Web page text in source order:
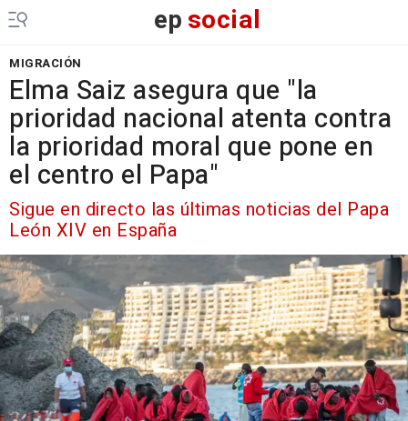
epsocial
MIGRACIÓN
Elma Saiz asegura que "la
prioridad nacional atenta contra
la prioridad moral que pone en
el centro el Papa"
Sigue en directo las últimas noticias del Papa
León XIV en España